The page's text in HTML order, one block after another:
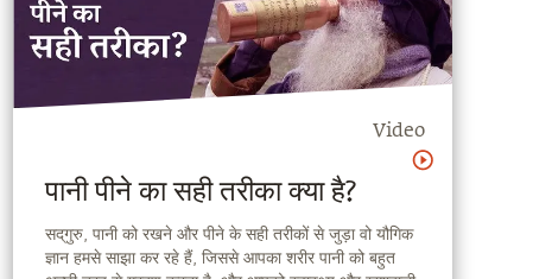
Video
पानी पीने का सही तरीका क्या है?
सद्‌गुरु, पानी को रखने और पीने के सही तरीकों से जुड़ा वो यौगिक
ज्ञान हमसे साझा कर रहे हैं, जिससे आपका शरीर पानी को बहुत